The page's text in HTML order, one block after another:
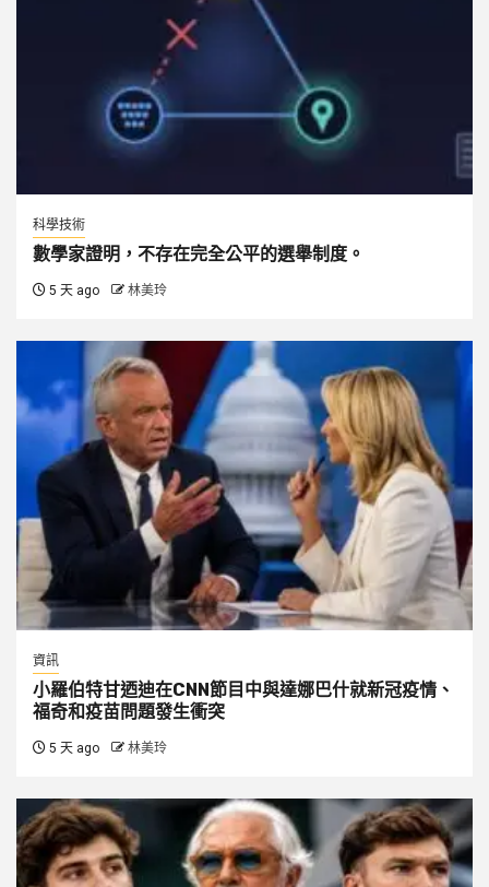
科學技術
數學家證明，不存在完全公平的選舉制度。
5 天 ago 林美玲
資訊
小羅伯特甘迺迪在CNN節目中與達娜巴什就新冠疫情、
福奇和疫苗問題發生衝突
5 天 ago 林美玲